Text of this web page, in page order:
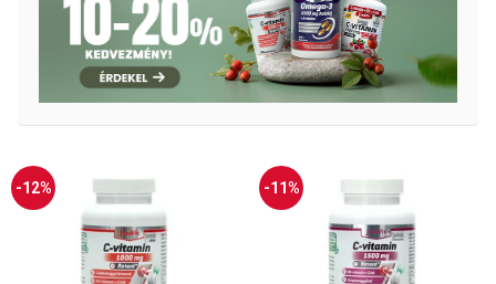
-12% -11%